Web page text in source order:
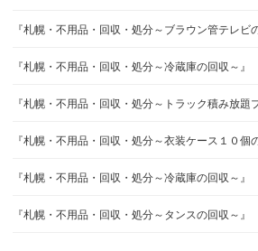
『札幌・不用品・回収・処分～ブラウン管テレビ
『札幌・不用品・回収・処分～冷蔵庫の回収～』
『札幌・不用品・回収・処分～トラック積み放題
『札幌・不用品・回収・処分～衣装ケース１０個
『札幌・不用品・回収・処分～冷蔵庫の回収～』
『札幌・不用品・回収・処分～タンスの回収～』